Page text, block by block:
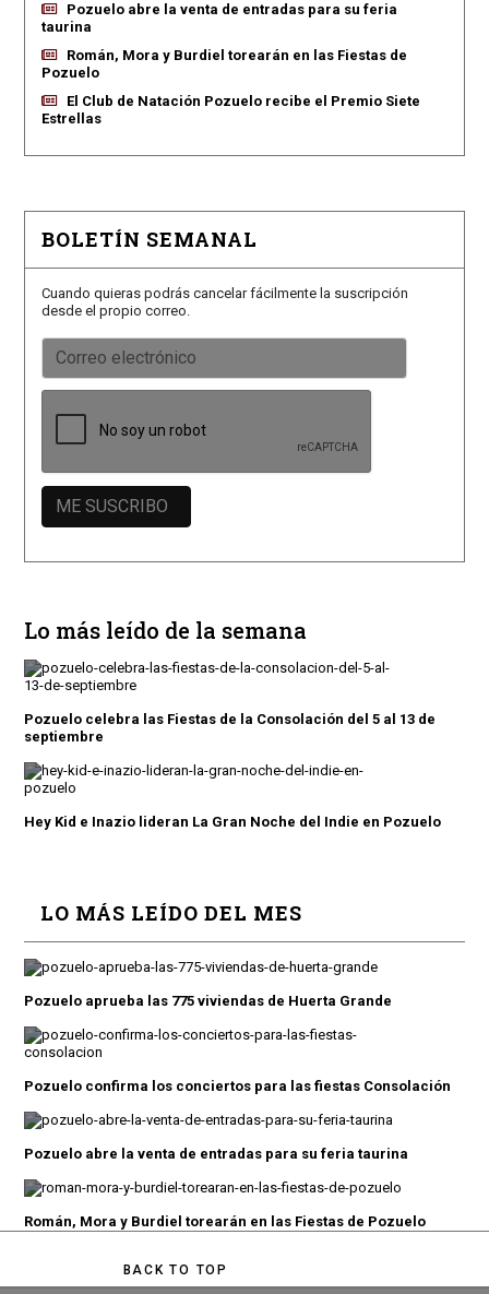
Pozuelo abre la venta de entradas para su feria
taurina
Román, Mora y Burdiel torearán en las Fiestas de
Pozuelo
El Club de Natación Pozuelo recibe el Premio Siete
Estrellas
BOLETÍN SEMANAL
Cuando quieras podrás cancelar fácilmente la suscripción
desde el propio correo.
Lo más leído de la semana
Pozuelo celebra las Fiestas de la Consolación del 5 al 13 de
septiembre
Hey Kid e Inazio lideran La Gran Noche del Indie en Pozuelo
LO MÁS LEÍDO DEL MES
Pozuelo aprueba las 775 viviendas de Huerta Grande
Pozuelo confirma los conciertos para las fiestas Consolación
Pozuelo abre la venta de entradas para su feria taurina
Román, Mora y Burdiel torearán en las Fiestas de Pozuelo
BACK TO TOP